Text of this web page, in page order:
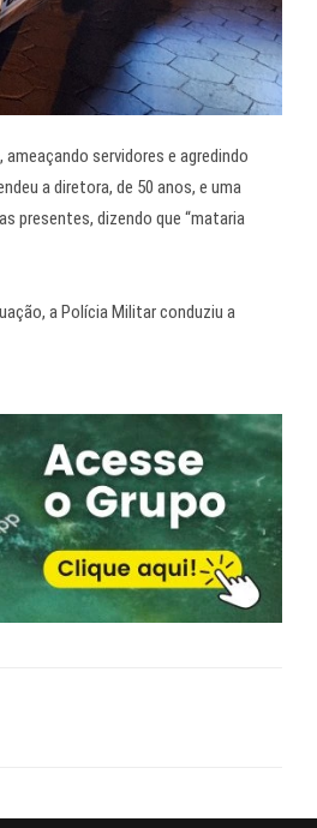
servidores e agredindo
a diretora, de 50 anos, e uma
presentes, dizendo que “mataria
a Polícia Militar conduziu a